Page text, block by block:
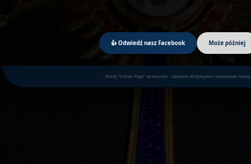
👍 Odwiedź nasz Facebook Może później
Kliknij "Follow Page" na wtyczce – będziesz otrzymywać najświeższe newsy.